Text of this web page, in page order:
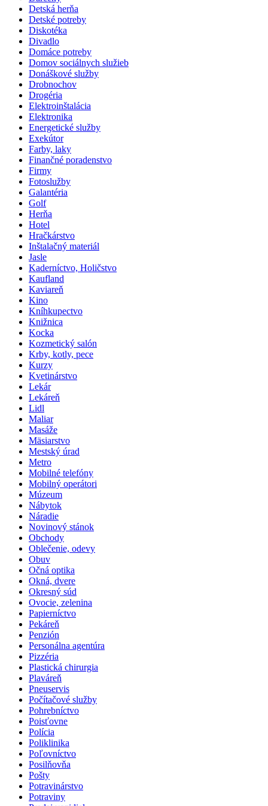
Detská herňa
Detské potreby
Diskotéka
Divadlo
Domáce potreby
Domov sociálnych služieb
Donáškové služby
Drobnochov
Drogéria
Elektroinštalácia
Elektronika
Energetické služby
Exekútor
Farby, laky
Finančné poradenstvo
Firmy
Fotoslužby
Galantéria
Golf
Herňa
Hotel
Hračkárstvo
Inštalačný materiál
Jasle
Kaderníctvo, Holičstvo
Kaufland
Kaviareň
Kino
Kníhkupectvo
Knižnica
Kocka
Kozmetický salón
Krby, kotly, pece
Kurzy
Kvetinárstvo
Lekár
Lekáreň
Lidl
Maliar
Masáže
Mäsiarstvo
Mestský úrad
Metro
Mobilné telefóny
Mobilný operátori
Múzeum
Nábytok
Náradie
Novinový stánok
Obchody
Oblečenie, odevy
Obuv
Očná optika
Okná, dvere
Okresný súd
Ovocie, zelenina
Papierníctvo
Pekáreň
Penzión
Personálna agentúra
Pizzéria
Plastická chirurgia
Plaváreň
Pneuservis
Počítačové služby
Pohrebníctvo
Poisťovne
Polícia
Poliklinika
Poľovníctvo
Posilňovňa
Pošty
Potravinárstvo
Potraviny